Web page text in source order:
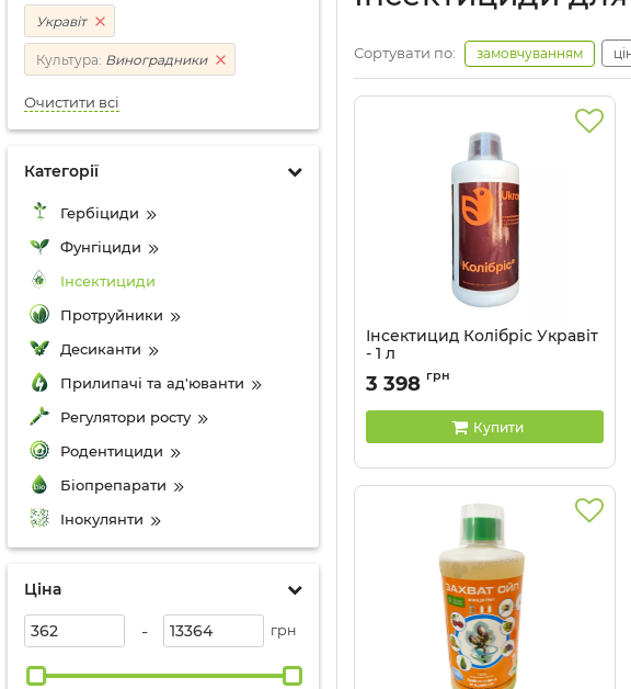
Укравіт
Культура: Виноградники
Очистити всі
Категорії
Гербіциди
Фунгіциди
Інсектициди
Протруйники
Десиканти
Прилипачі та ад'юванти
Регулятори росту
Родентициди
Біопрепарати
Інокулянти
Ціна
- грн
Сортувати по: замовчуванням
Інсектицид Колібріс Укравіт
- 1 л
Артикул: 13035026
3 398 грн
Купити